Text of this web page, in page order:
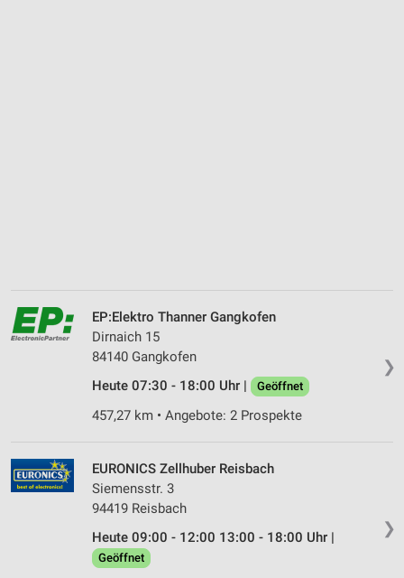
❯
EP:Elektro Thanner Gangkofen
Dirnaich 15
84140 Gangkofen
Heute 07:30 - 18:00 Uhr |
Geöffnet
457,27 km • Angebote: 2 Prospekte
❯
EURONICS Zellhuber Reisbach
Siemensstr. 3
94419 Reisbach
Heute 09:00 - 12:00 13:00 - 18:00 Uhr |
Geöffnet